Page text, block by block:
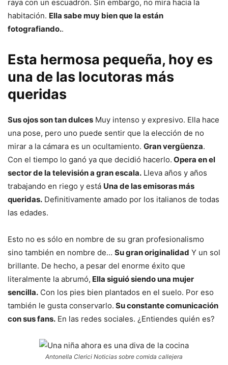
raya con un escuadrón. Sin embargo, no mira hacia la
habitación. Ella sabe muy bien que la están
fotografiando..
Esta hermosa pequeña, hoy es
una de las locutoras más
queridas
Sus ojos son tan dulces Muy intenso y expresivo. Ella hace
una pose, pero uno puede sentir que la elección de no
mirar a la cámara es un ocultamiento. Gran vergüenza.
Con el tiempo lo ganó ya que decidió hacerlo. Opera en el
sector de la televisión a gran escala. Lleva años y años
trabajando en riego y está Una de las emisoras más
queridas. Definitivamente amado por los italianos de todas
las edades.
Esto no es sólo en nombre de su gran profesionalismo
sino también en nombre de… Su gran originalidad Y un sol
brillante. De hecho, a pesar del enorme éxito que
literalmente la abrumó, Ella siguió siendo una mujer
sencilla. Con los pies bien plantados en el suelo. Por eso
también le gusta conservarlo. Su constante comunicación
con sus fans. En las redes sociales. ¿Entiendes quién es?
Antonella Clerici Noticias sobre comida callejera